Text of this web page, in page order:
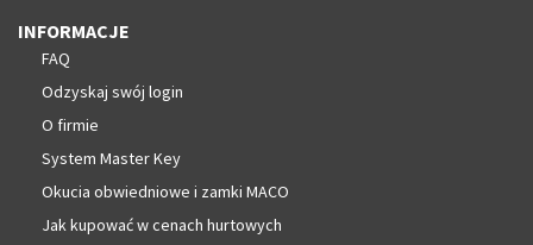
INFORMACJE
FAQ
Odzyskaj swój login
O firmie
System Master Key
Okucia obwiedniowe i zamki MACO
Jak kupować w cenach hurtowych